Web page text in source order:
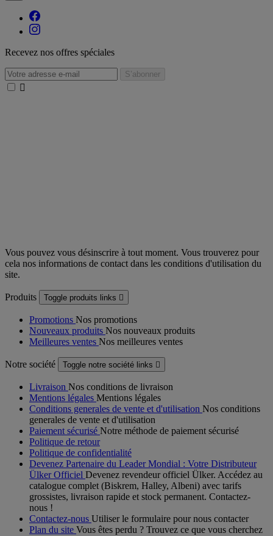
Recevez nos offres spéciales

Vous pouvez vous désinscrire à tout moment. Vous trouverez pour
cela nos informations de contact dans les conditions d'utilisation du
site.
Produits Toggle produits links 
Promotions Nos promotions
Nouveaux produits Nos nouveaux produits
Meilleures ventes Nos meilleures ventes
Notre société Toggle notre société links 
Livraison Nos conditions de livraison
Mentions légales Mentions légales
Conditions generales de vente et d'utilisation Nos conditions
generales de vente et d'utilisation
Paiement sécurisé Notre méthode de paiement sécurisé
Politique de retour
Politique de confidentialité
Devenez Partenaire du Leader Mondial : Votre Distributeur
Ülker Officiel Devenez revendeur officiel Ülker. Accédez au
catalogue complet (Biskrem, Halley, Albeni) avec tarifs
grossistes, livraison rapide et stock permanent. Contactez-
nous !
Contactez-nous Utiliser le formulaire pour nous contacter
Plan du site Vous êtes perdu ? Trouvez ce que vous cherchez